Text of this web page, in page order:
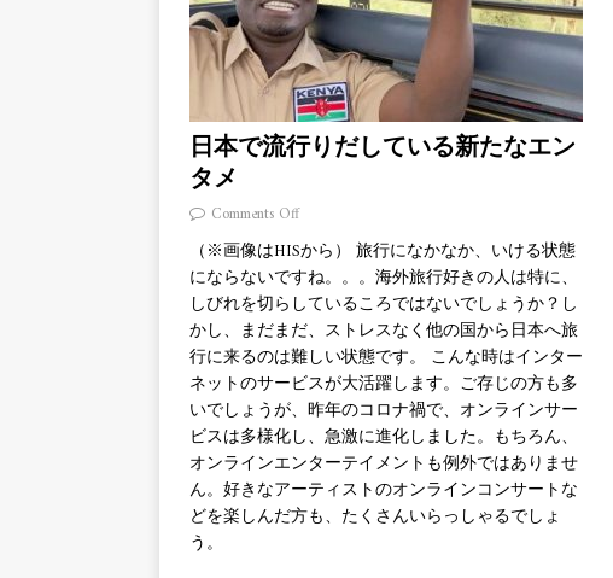
日本で流行りだしている新たなエン
タメ
Comments Off
（※画像はHISから） 旅行になかなか、いける状態
にならないですね。。。海外旅行好きの人は特に、
しびれを切らしているころではないでしょうか？し
かし、まだまだ、ストレスなく他の国から日本へ旅
行に来るのは難しい状態です。 こんな時はインター
ネットのサービスが大活躍します。ご存じの方も多
いでしょうが、昨年のコロナ禍で、オンラインサー
ビスは多様化し、急激に進化しました。もちろん、
オンラインエンターテイメントも例外ではありませ
ん。好きなアーティストのオンラインコンサートな
どを楽しんだ方も、たくさんいらっしゃるでしょ
う。